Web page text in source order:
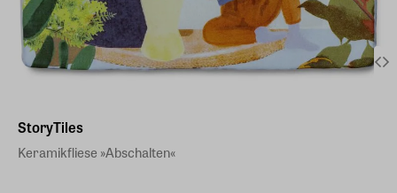
StoryTiles
Keramikfliese »Abschalten«